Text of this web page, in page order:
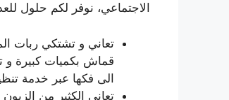
الاجتماعي، نوفر لكم حلول
تعاني و تشتكي ربات
قماش بكميات كبيرة و
الى فكها عبر خدمة
تعاني الكثير من